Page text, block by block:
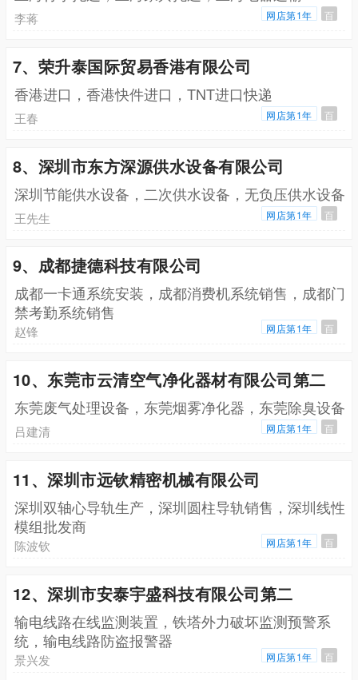
李蒋 网店第1年 百
7、荣升泰国际贸易香港有限公司
香港进口，香港快件进口，TNT进口快递
王春 网店第1年 百
8、深圳市东方深源供水设备有限公司
深圳节能供水设备，二次供水设备，无负压供水设备
王先生 网店第1年 百
9、成都捷德科技有限公司
成都一卡通系统安装，成都消费机系统销售，成都门
禁考勤系统销售
赵锋 网店第1年 百
10、东莞市云清空气净化器材有限公司第二
东莞废气处理设备，东莞烟雾净化器，东莞除臭设备
吕建清 网店第1年 百
11、深圳市远钦精密机械有限公司
深圳双轴心导轨生产，深圳圆柱导轨销售，深圳线性
模组批发商
陈波钦 网店第1年 百
12、深圳市安泰宇盛科技有限公司第二
输电线路在线监测装置，铁塔外力破坏监测预警系
统，输电线路防盗报警器
景兴发 网店第1年 百